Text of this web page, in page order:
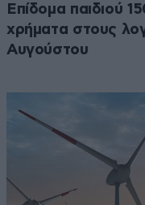
Επίδομα παιδιού
χρήματα στους
Αυγούστου